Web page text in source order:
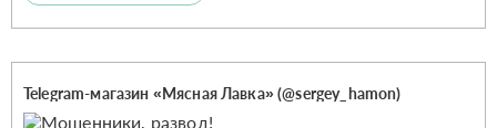
Telegram-магазин «Мясная Лавка» (@sergey_hamon)